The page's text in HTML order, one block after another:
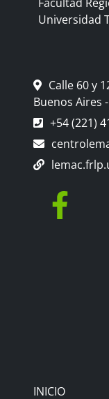
Universidad
Calle 60 y
Buenos Aires
+54 (221)
INICIO